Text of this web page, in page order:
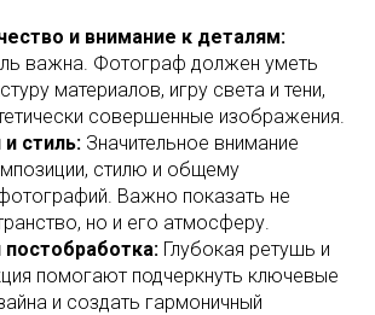
и внимание к деталям:
важна. Фотограф должен уметь
материалов, игру света и тени,
совершенные изображения.
стиль: Значительное внимание
стилю и общему
Важно показать не
но и его атмосферу.
Глубокая ретушь и
помогают подчеркнуть ключевые
и создать гармоничный